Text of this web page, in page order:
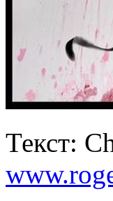
Текст: